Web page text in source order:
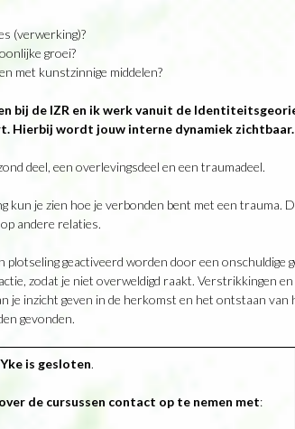
(verwerking)?
groei?
met kunstzinnige middelen?
bij de IZR en ik werk vanuit de
Hierbij wordt jouw interne dynamiek zichtbaar.
deel, een overlevingsdeel en een traumadeel.
kun je zien hoe je verbonden bent met een trauma.
andere relaties.
plotseling geactiveerd worden door een
zodat je niet overweldigd raakt. Verstrikkingen
je inzicht geven in de herkomst en het ontstaan
gevonden.
is gesloten.
de cursussen contact op te nemen met: